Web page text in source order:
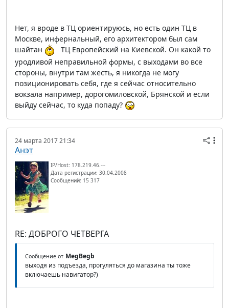
Нет, я вроде в ТЦ ориентируюсь, но есть один ТЦ в
Москве, инфернальный, его архитектором был сам
шайтан
ТЦ Европейский на Киевской. Он какой то
уродливой неправильной формы, с выходами во все
стороны, внутри там жесть, я никогда не могу
позиционировать себя, где я сейчас относительно
вокзала например, дорогомиловской, Брянской и если
выйду сейчас, то куда попаду?
24 марта 2017 21:34
Анэт
IP/Host: 178.219.46.---
Дата регистрации: 30.04.2008
Сообщений: 15 317
RE: ДОБРОГО ЧЕТВЕРГА
Сообщение от MegBegb
выходя из подъезда, прогуляться до магазина ты тоже
включаешь навигатор?)